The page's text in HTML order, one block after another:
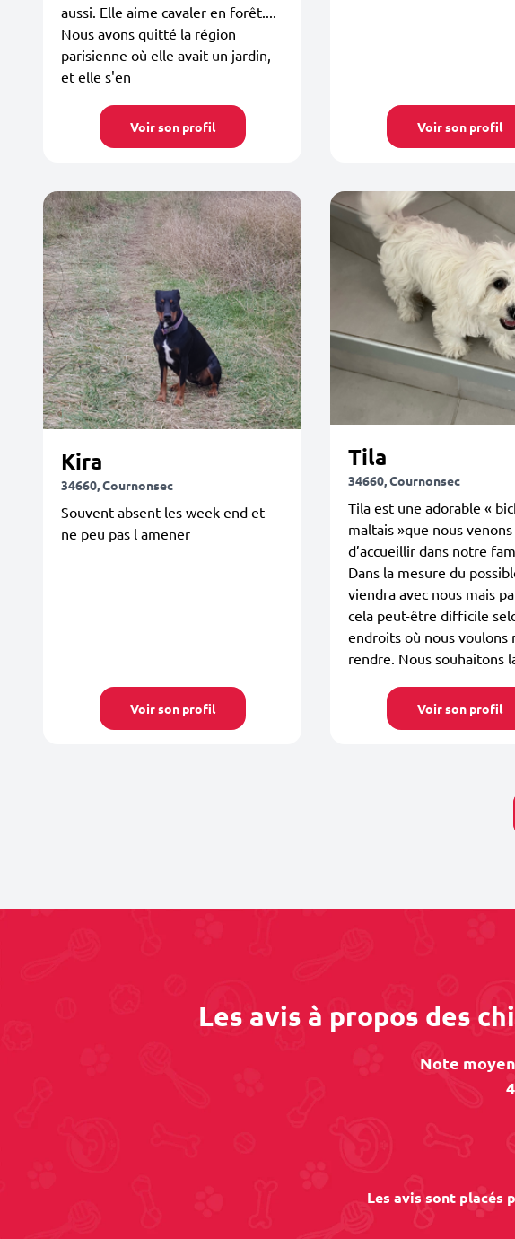
aussi. Elle aime cavaler en forêt....
Nous avons quitté la région
parisienne où elle avait un jardin,
et elle s'en
Voir son profil Voir son profil
Kira
34660, Cournonsec
Souvent absent les week end et
ne peu pas l amener
Voir son profil
Tila
34660, Cournonsec
Tila est une adorable «
maltais »que nous venons
d’accueillir dans notre
Dans la mesure du
viendra avec nous mais
cela peut-être difficile
endroits où nous voulons
rendre. Nous souhaitons
Voir son profil
Les avis à propos des
Note
Les avis sont placés